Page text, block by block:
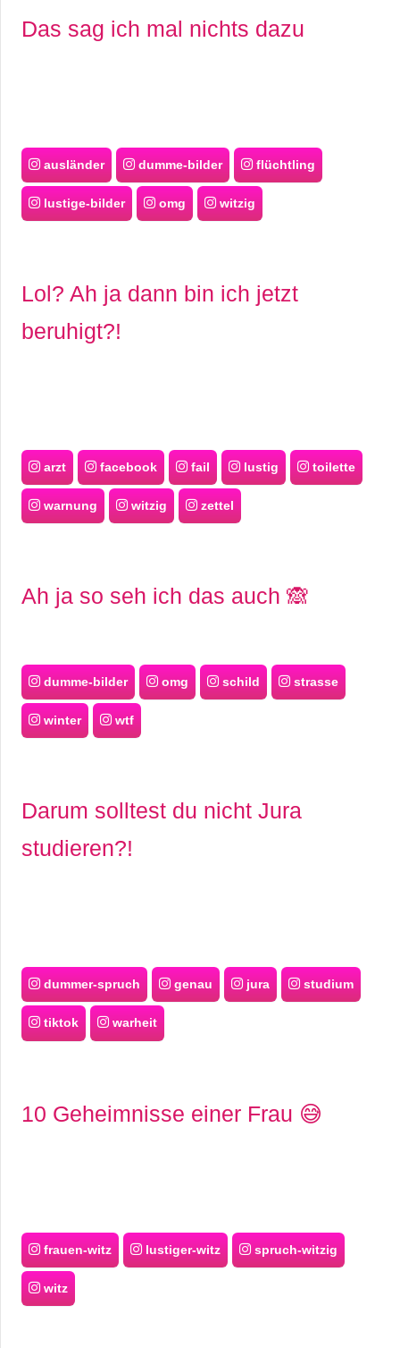
Das sag ich mal nichts dazu
ausländer dumme-bilder flüchtling
lustige-bilder omg witzig
Lol? Ah ja dann bin ich jetzt
beruhigt?!
arzt facebook fail lustig toilette
warnung witzig zettel
Ah ja so seh ich das auch 🙈
dumme-bilder omg schild strasse
winter wtf
Darum solltest du nicht Jura
studieren?!
dummer-spruch genau jura studium
tiktok warheit
10 Geheimnisse einer Frau 😅
frauen-witz lustiger-witz spruch-witzig
witz